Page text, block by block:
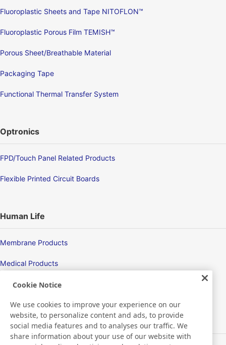
Fluoroplastic Sheets and Tape NITOFLON™
Fluoroplastic Porous Film TEMISH™
Porous Sheet/Breathable Material
Packaging Tape
Functional Thermal Transfer System
Optronics
FPD/Touch Panel Related Products
Flexible Printed Circuit Boards
Human Life
Membrane Products
Medical Products
Hygiene
New Products/Technologies
Cookie Notice
We use cookies to improve your experience on our
website, to personalize content and ads, to provide
social media features and to analyses our traffic. We
share information about your use of our website with